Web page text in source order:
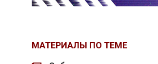
МАТЕРИАЛЫ ПО ТЕМЕ